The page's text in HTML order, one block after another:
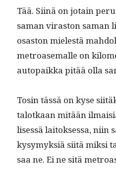
Tää. Siinä on jotain
saman viras­ton
osas­ton mielestä
metroase­malle on
autopaik­ka pitää olla
Tosin tässä on kyse
talotkaan mitään
lisessä laitok­ses­sa, niin
kysymyk­siä siitä mik­si
saa ne. Ei ne sitä